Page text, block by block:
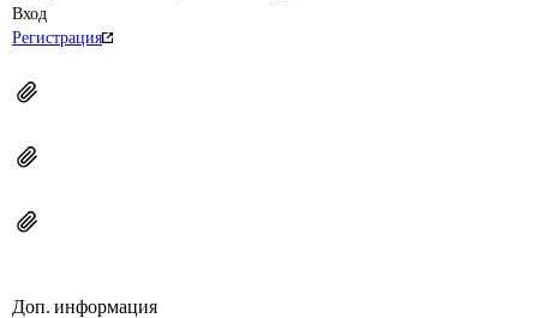
Вход
Регистрация
Доп. информация